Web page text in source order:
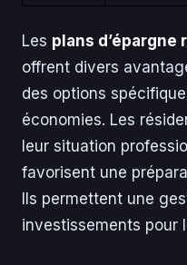
Les plans d’épargne
offrent divers
des options
économies. Les
leur situation
favorisent une
Ils permettent une
investissements pour